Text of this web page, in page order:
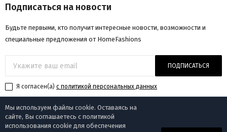
Подписаться на новости
Будьте первыми, кто получит интересные новости, возможности и
специальные предложения от HomeFashions
ПОДПИСАТЬСЯ
Я согласен(a) с политикой персональных данных
Мы используем файлы cookie. Оставаясь на
сайте, Вы соглашаетесь с политикой
использования cookie для обеспечения